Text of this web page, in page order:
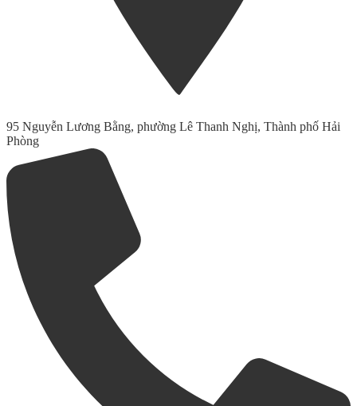
95 Nguyễn Lương Bằng, phường Lê Thanh Nghị, Thành phố Hải
Phòng